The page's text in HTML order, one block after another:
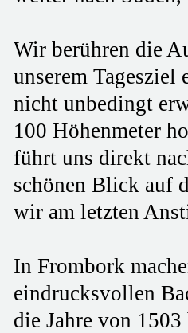
Wir berühren die
unserem
nicht unbedingt
100 Höhenmeter
führt uns direkt
schönen Blick auf
wir am letzten
In Frombork
eindrucksvollen
die Jahre von